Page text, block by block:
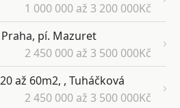
1 000 000 až 3 200 000Kč
pí. Mazuret
2 450 000 až 3 500 000Kč
až 60m2, , Tuháčková
2 450 000 až 3 500 000Kč